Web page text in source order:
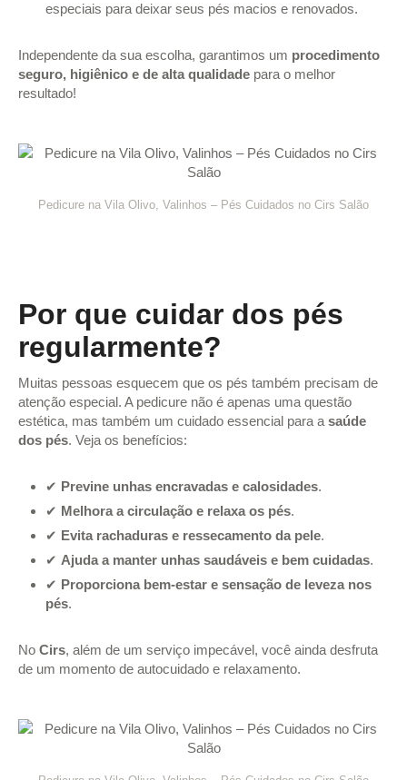
especiais para deixar seus pés macios e renovados.
Independente da sua escolha, garantimos um procedimento
seguro, higiênico e de alta qualidade para o melhor
resultado!
Pedicure na Vila Olivo, Valinhos – Pés Cuidados no Cirs Salão
Por que cuidar dos pés
regularmente?
Muitas pessoas esquecem que os pés também precisam de
atenção especial. A pedicure não é apenas uma questão
estética, mas também um cuidado essencial para a saúde
dos pés. Veja os benefícios:
✔ Previne unhas encravadas e calosidades.
✔ Melhora a circulação e relaxa os pés.
✔ Evita rachaduras e ressecamento da pele.
✔ Ajuda a manter unhas saudáveis e bem cuidadas.
✔ Proporciona bem-estar e sensação de leveza nos
pés.
No Cirs, além de um serviço impecável, você ainda desfruta
de um momento de autocuidado e relaxamento.